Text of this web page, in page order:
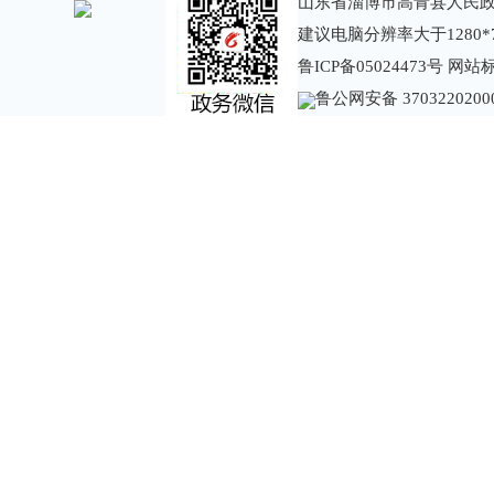
建议电脑分辨率大于
鲁ICP备05024473号 网站
鲁公网安备